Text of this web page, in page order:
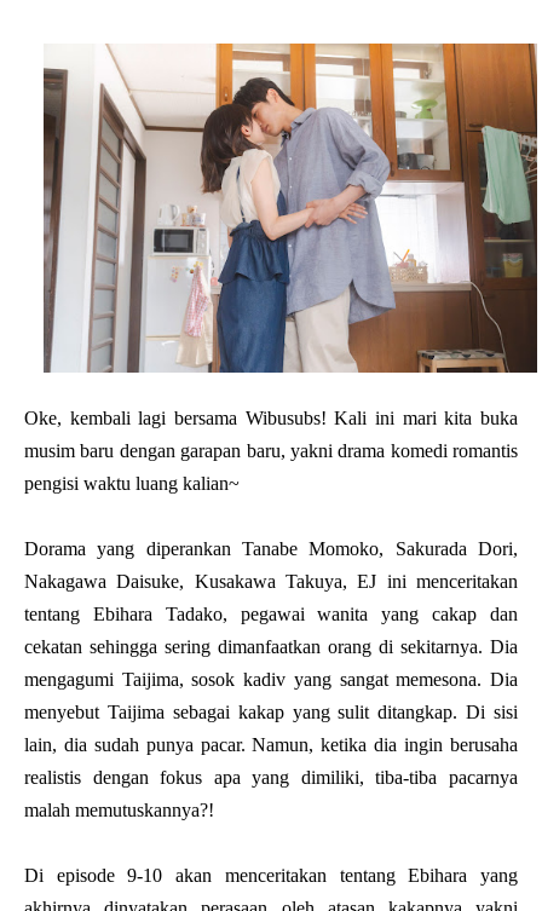
Oke, kembali lagi bersama Wibusubs! Kali ini mari kita buka
musim baru dengan garapan baru, yakni drama komedi romantis
pengisi waktu luang kalian~
Dorama yang diperankan Tanabe Momoko, Sakurada Dori,
Nakagawa Daisuke, Kusakawa Takuya, EJ ini menceritakan
tentang Ebihara Tadako, pegawai wanita yang cakap dan
cekatan sehingga sering dimanfaatkan orang di sekitarnya. Dia
mengagumi Taijima, sosok kadiv yang sangat memesona. Dia
menyebut Taijima sebagai kakap yang sulit ditangkap. Di sisi
lain, dia sudah punya pacar. Namun, ketika dia ingin berusaha
realistis dengan fokus apa yang dimiliki, tiba-tiba pacarnya
malah memutuskannya?!
Di episode 9-10 akan menceritakan tentang Ebihara yang